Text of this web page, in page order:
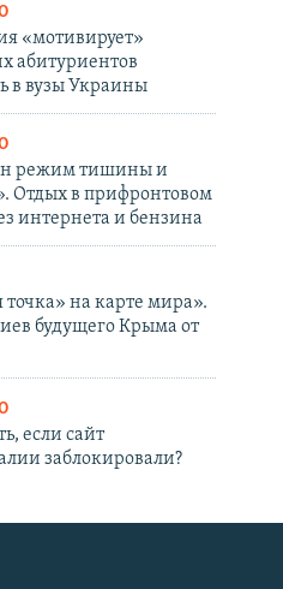
«мотивирует»
абитуриентов
в вузы Украины
режим тишины и
Отдых в прифронтовом
интернета и бензина
точка» на карте мира».
будущего Крыма от
если сайт
заблокировали?